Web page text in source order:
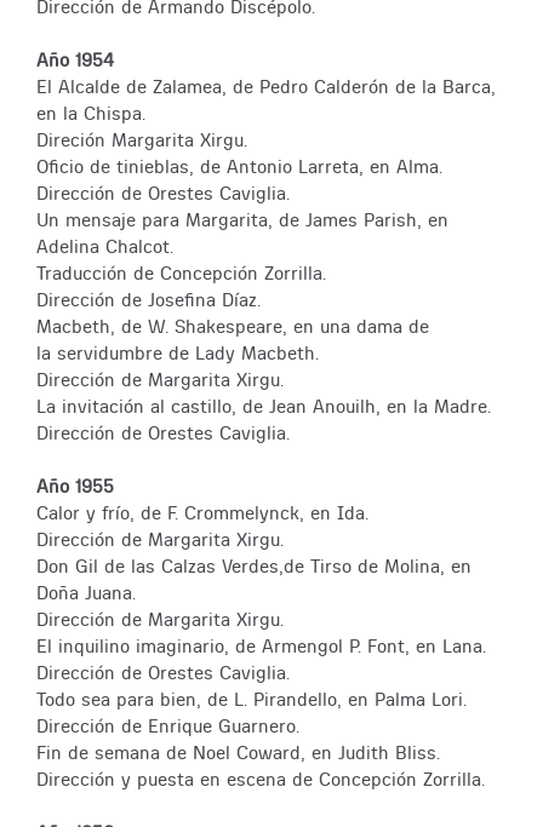
Dirección de Armando Discépolo.
Año 1954
El Alcalde de Zalamea, de Pedro Calderón de la Barca,
en la Chispa.
Direción Margarita Xirgu.
Oficio de tinieblas, de Antonio Larreta, en Alma.
Dirección de Orestes Caviglia.
Un mensaje para Margarita, de James Parish, en
Adelina Chalcot.
Traducción de Concepción Zorrilla.
Dirección de Josefina Díaz.
Macbeth, de W. Shakespeare, en una dama de
la servidumbre de Lady Macbeth.
Dirección de Margarita Xirgu.
La invitación al castillo, de Jean Anouilh, en la Madre.
Dirección de Orestes Caviglia.
Año 1955
Calor y frío, de F. Crommelynck, en Ida.
Dirección de Margarita Xirgu.
Don Gil de las Calzas Verdes,de Tirso de Molina, en
Doña Juana.
Dirección de Margarita Xirgu.
El inquilino imaginario, de Armengol P. Font, en Lana.
Dirección de Orestes Caviglia.
Todo sea para bien, de L. Pirandello, en Palma Lori.
Dirección de Enrique Guarnero.
Fin de semana de Noel Coward, en Judith Bliss.
Dirección y puesta en escena de Concepción Zorrilla.